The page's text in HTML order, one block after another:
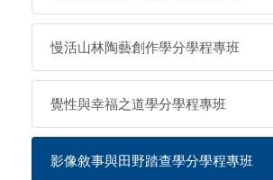
慢活山林陶藝創作學分學程專班
覺性與幸福之道學分學程專班
影像敘事與田野踏查學分學程專班